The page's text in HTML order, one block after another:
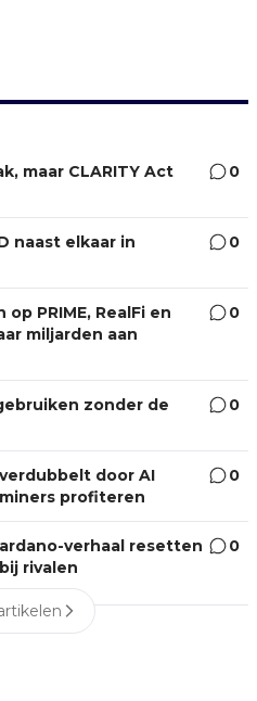
maar CLARITY Act
0
naast elkaar in
0
PRIME, RealFi en
miljarden aan
0
zonder de
0
door AI
profiteren
0
verhaal resetten
rivalen
0